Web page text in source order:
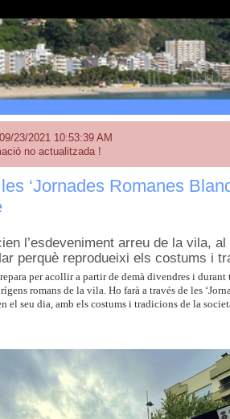
23/2021 10:53:39 AM
no actualitzada !
‘Jornades Romanes
l’esdeveniment arreu de la vila,
perquè reprodueixi els costums i
per acollir a partir de demà divendres i
romans de la vila. Ho farà a través de les
el seu dia, amb els costums i tradicions de la